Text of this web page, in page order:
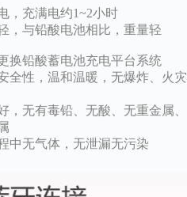
，充满电约1~2小时
，与铅酸电池相比，重量轻
换铅酸蓄电池充电平台系统
全性，温和温暖，无爆炸、火灾
，无有毒铅、无酸、无重金属、
中无气体，无泄漏无污染